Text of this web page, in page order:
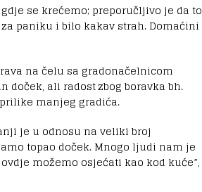
se krećemo; preporučljivo je da to
paniku i bilo kakav strah. Domaćini
na čelu sa gradonačelnicom
doček, ali radost zbog boravka bh.
manjeg gradića.
je u odnosu na veliki broj
topao doček. Mnogo ljudi nam je
možemo osjećati kao kod kuće”,